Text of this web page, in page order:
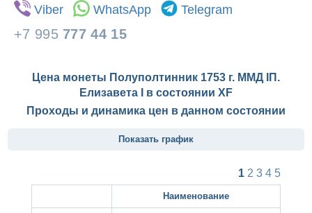
Viber
WhatsApp Telegram
+7 995 777 44 15
Цена монеты Полуполтинник 1753 г. ММД IП.
Елизавета I в состоянии XF
Проходы и динамика цен в данном состоянии
Показать график
1 2 3 4 5
Наименование